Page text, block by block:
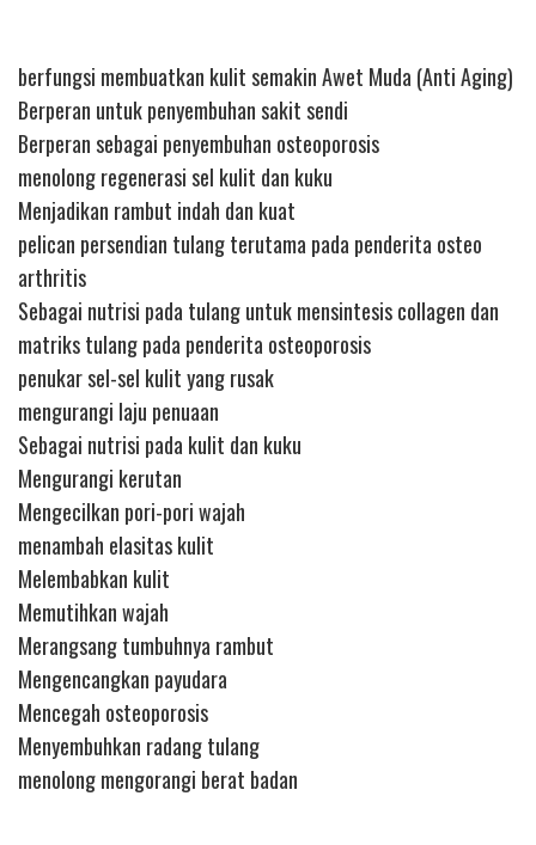
berfungsi membuatkan kulit semakin Awet Muda (Anti Aging)
Berperan untuk penyembuhan sakit sendi
Berperan sebagai penyembuhan osteoporosis
menolong regenerasi sel kulit dan kuku
Menjadikan rambut indah dan kuat
pelican persendian tulang terutama pada penderita osteo
arthritis
Sebagai nutrisi pada tulang untuk mensintesis collagen dan
matriks tulang pada penderita osteoporosis
penukar sel-sel kulit yang rusak
mengurangi laju penuaan
Sebagai nutrisi pada kulit dan kuku
Mengurangi kerutan
Mengecilkan pori-pori wajah
menambah elasitas kulit
Melembabkan kulit
Memutihkan wajah
Merangsang tumbuhnya rambut
Mengencangkan payudara
Mencegah osteoporosis
Menyembuhkan radang tulang
menolong mengorangi berat badan